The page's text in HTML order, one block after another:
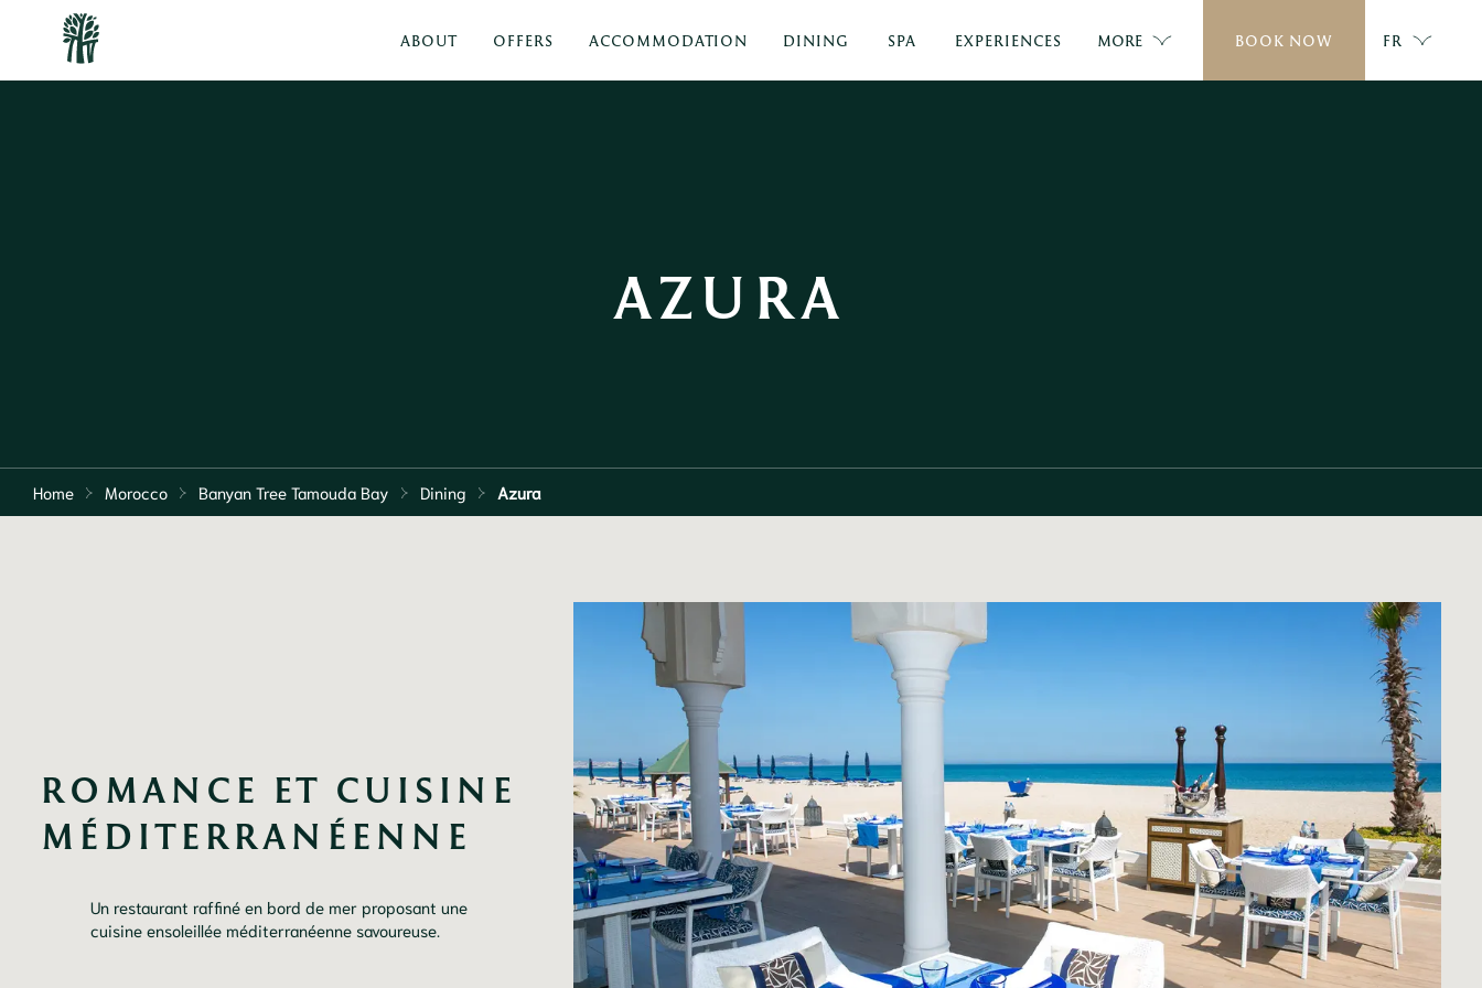
ABOUT OFFERS ACCOMMODATION DINING SPA EXPERIENCES MORE BOOK NOW FR
AZURA
Home Morocco Banyan Tree Tamouda Bay Dining Azura
ROMANCE ET CUISINE
MÉDITERRANÉENNE
Un restaurant raffiné en bord de mer proposant une
cuisine ensoleillée méditerranéenne savoureuse.